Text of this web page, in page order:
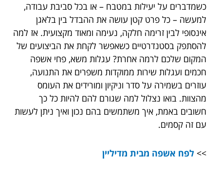
כשמדברים על יעילות במטבח – או בכל סביבת עבודה,
למעשה – כל פרט קטן עושה את ההבדל בין בלאגן
אינסופי לבין זרימה חלקה, נעימה ומאוד מקצועית. אז למה
להסתפק בסטנדרטיים כשאפשר לקחת את הביצועים של
המקום שלכם לרמה אחרת? עגלות משא, פחי אשפה
חכמים ועגלות שירות ממוקדות משפרים את התנועה,
עוזרים בשמירה על סדר וניקיון ומורידים את העומס
מהצוות. בואו נצלול למה שגורם להם להיות כל כך
חשובים באמת, איך משתמשים בהם נכון ואיך ניתן לעשות
עם זה קסמים.
>> לפח אשפה מבית מדיליין